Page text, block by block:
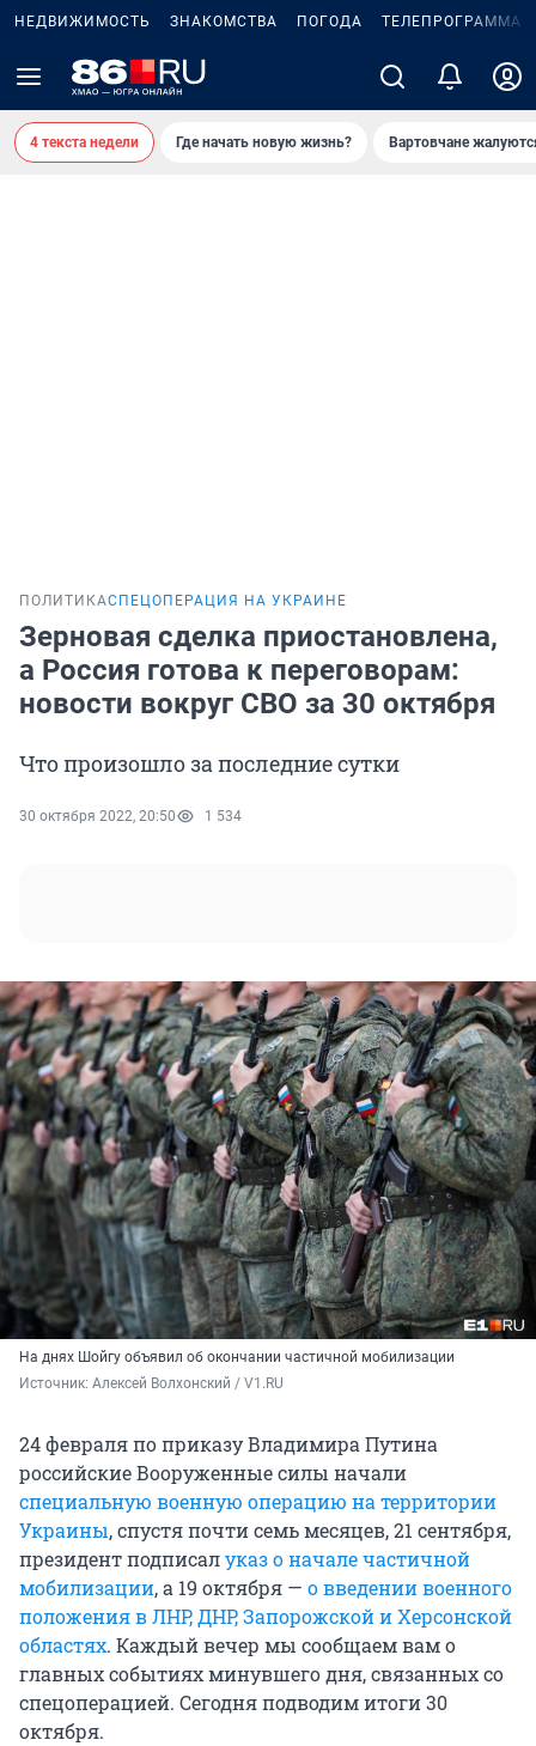
НЕДВИЖИМОСТЬ ЗНАКОМСТВА ПОГОДА ТЕЛЕПРОГРАММА
4 текста недели Где начать новую жизнь? Вартовчане
ПОЛИТИКАСПЕЦОПЕРАЦИЯ НА УКРАИНЕ
Зерновая сделка приостановлена,
а Россия готова к переговорам:
новости вокруг СВО за 30 октября
Что произошло за последние сутки
30 октября 2022, 20:50 1 534
На днях Шойгу объявил об окончании частичной мобилизации
Источник: Алексей Волхонский / V1.RU
24 февраля по приказу Владимира Путина
российские Вооруженные силы начали
специальную военную операцию на территории
Украины, спустя почти семь месяцев, 21 сентября,
президент подписалуказ о начале частичной
мобилизации, а 19 октября — о введении военного
положения в ЛНР, ДНР, Запорожской и Херсонской
областях. Каждый вечер мы сообщаем вам о
главных событиях минувшего дня, связанных со
спецоперацией. Сегодня подводим итоги 30
октября.